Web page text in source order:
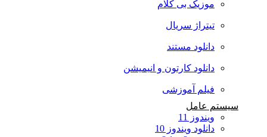
موزیک بی کلام
تیتراژ سریال
دانلود مستند
دانلود کارتون و انیمیشن
فیلم آموزشی
سیستم عامل
ویندوز 11
دانلود ویندوز 10